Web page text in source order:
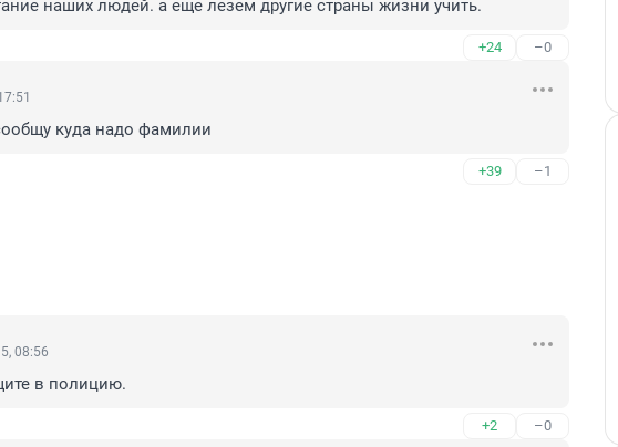
наших людей. а еще лезем другие страны жизни учить.
+24 –0
куда надо фамилии
+39 –1
08:56
в полицию.
+2 –0